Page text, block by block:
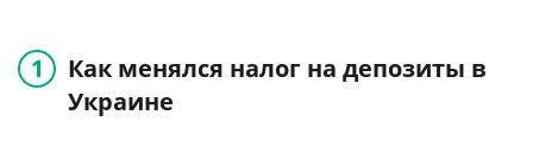
Как менялся налог на депозиты в
Украине